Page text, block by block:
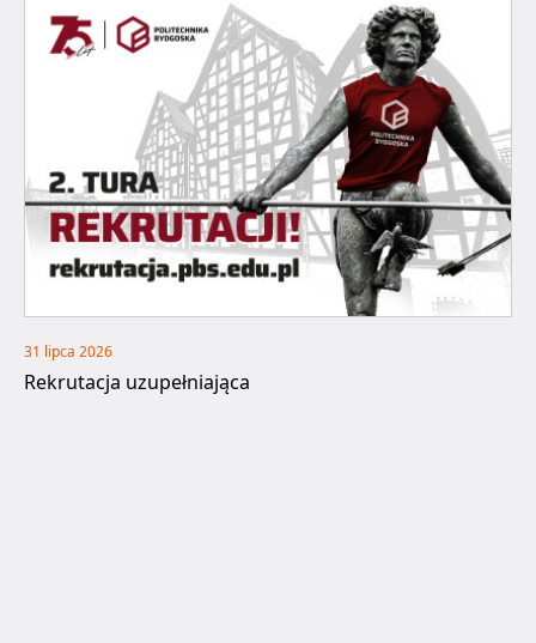
31 lipca 2026
Rekrutacja uzupełniająca